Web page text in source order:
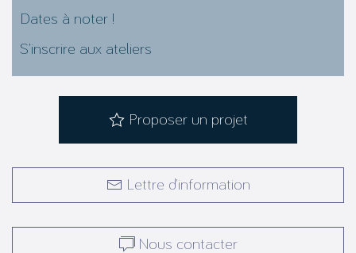
Dates à noter !
S’inscrire aux ateliers
Proposer un projet
Lettre d’information
Nous contacter